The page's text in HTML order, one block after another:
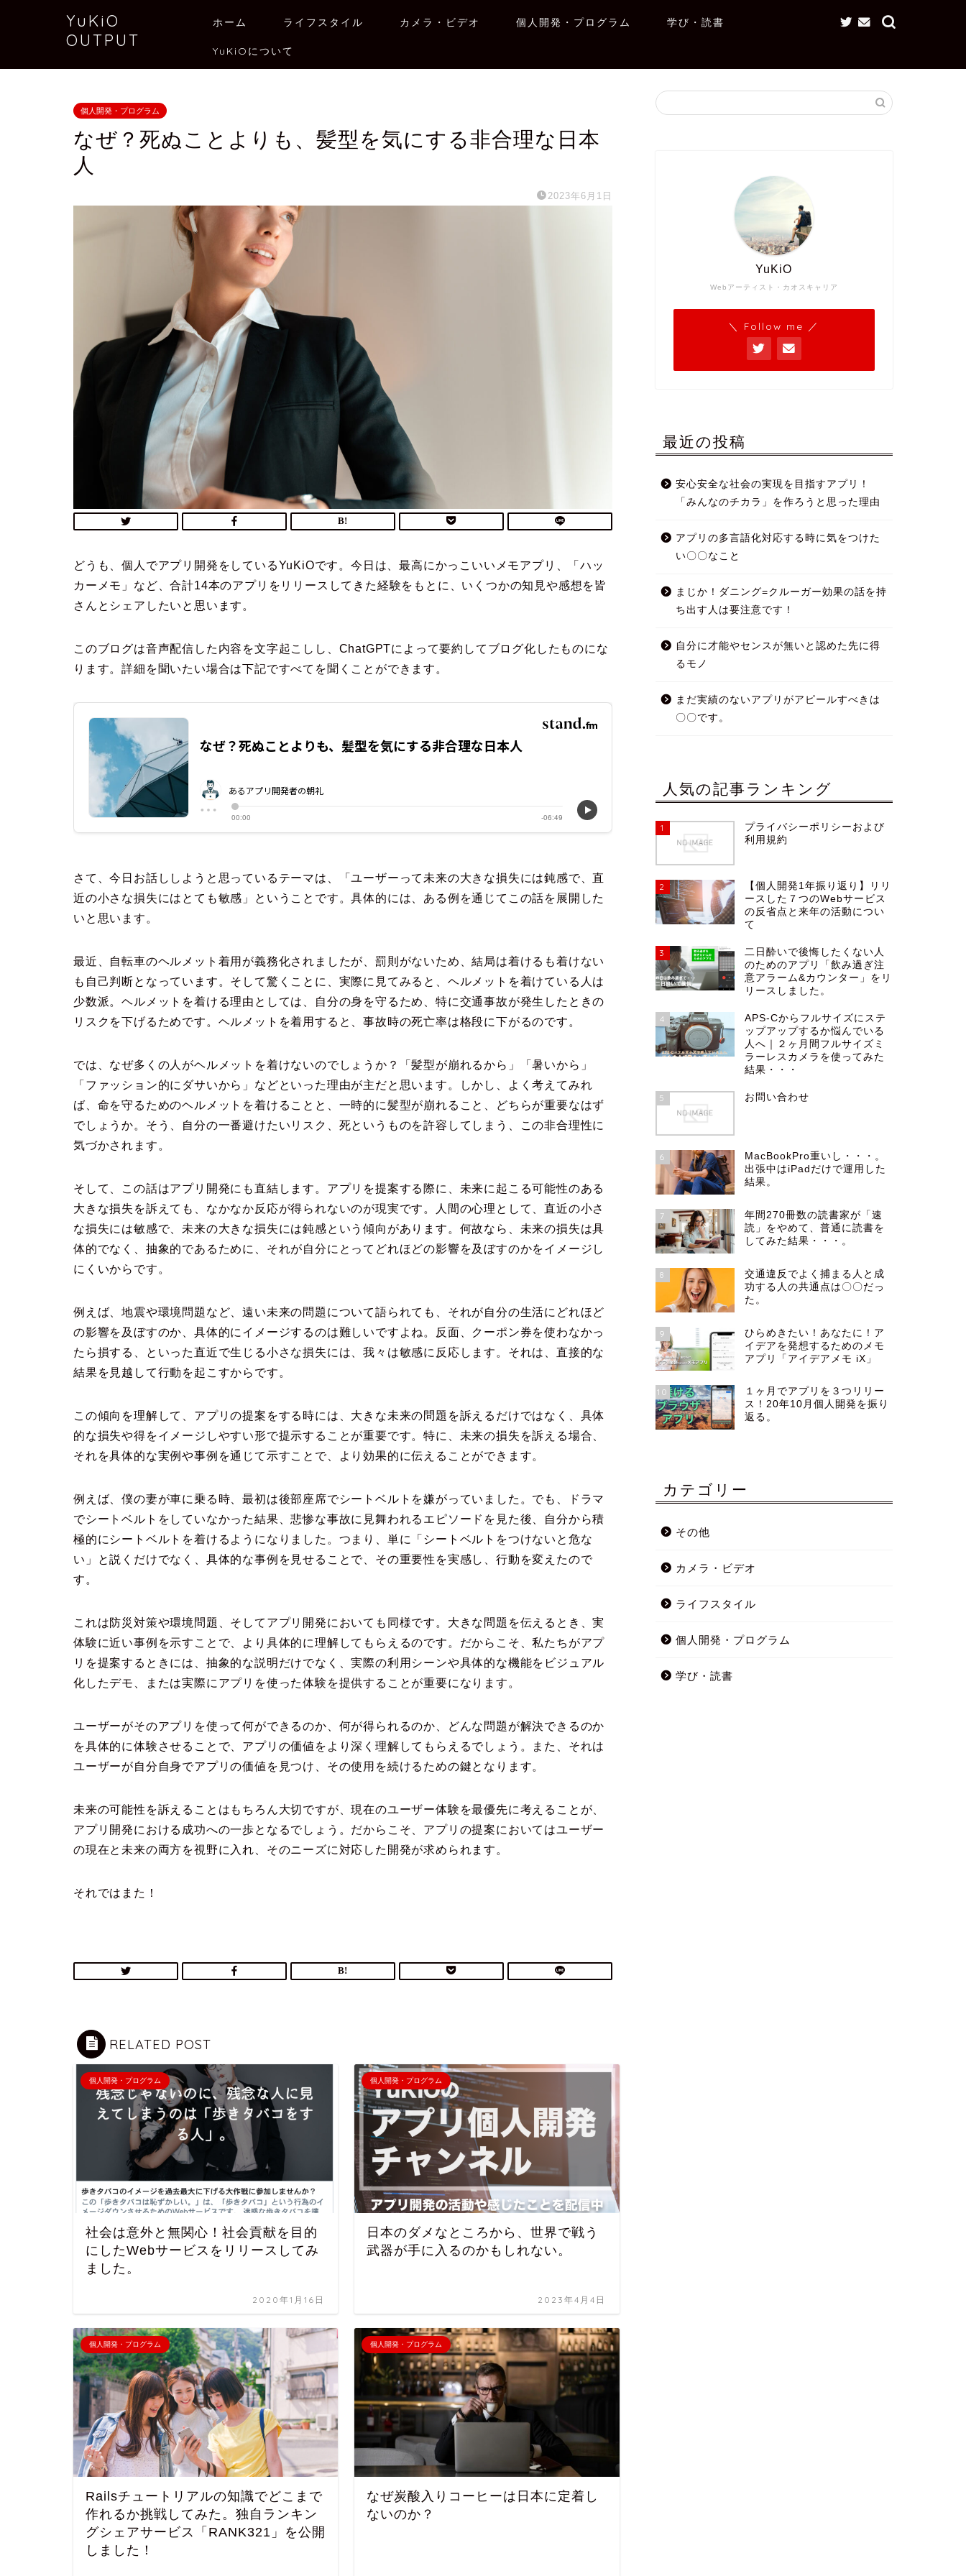
YuKiO
OUTPUT
ホーム ライフスタイル カメラ・ビデオ 個人開発・プログラム 学び・読書
YuKiOについて
個人開発・プログラム
なぜ？死ぬことよりも、髪型を気にする非合理な日本
人
2023年6月1日
どうも、個人でアプリ開発をしているYuKiOです。今日は、最高にかっこいいメモアプリ、「ハッ
カーメモ」など、合計14本のアプリをリリースしてきた経験をもとに、いくつかの知見や感想を皆
さんとシェアしたいと思います。
このブログは音声配信した内容を文字起こしし、ChatGPTによって要約してブログ化したものにな
ります。詳細を聞いたい場合は下記ですべてを聞くことができます。
さて、今日お話ししようと思っているテーマは、「ユーザーって未来の大きな損失には鈍感で、直
近の小さな損失にはとても敏感」ということです。具体的には、ある例を通じてこの話を展開した
いと思います。
最近、自転車のヘルメット着用が義務化されましたが、罰則がないため、結局は着けるも着けない
も自己判断となっています。そして驚くことに、実際に見てみると、ヘルメットを着けている人は
少数派。ヘルメットを着ける理由としては、自分の身を守るため、特に交通事故が発生したときの
リスクを下げるためです。ヘルメットを着用すると、事故時の死亡率は格段に下がるのです。
では、なぜ多くの人がヘルメットを着けないのでしょうか？「髪型が崩れるから」「暑いから」
「ファッション的にダサいから」などといった理由が主だと思います。しかし、よく考えてみれ
ば、命を守るためのヘルメットを着けることと、一時的に髪型が崩れること、どちらが重要なはず
でしょうか。そう、自分の一番避けたいリスク、死というものを許容してしまう、この非合理性に
気づかされます。
そして、この話はアプリ開発にも直結します。アプリを提案する際に、未来に起こる可能性のある
大きな損失を訴えても、なかなか反応が得られないのが現実です。人間の心理として、直近の小さ
な損失には敏感で、未来の大きな損失には鈍感という傾向があります。何故なら、未来の損失は具
体的でなく、抽象的であるために、それが自分にとってどれほどの影響を及ぼすのかをイメージし
にくいからです。
例えば、地震や環境問題など、遠い未来の問題について語られても、それが自分の生活にどれほど
の影響を及ぼすのか、具体的にイメージするのは難しいですよね。反面、クーポン券を使わなかっ
たら損する、といった直近で生じる小さな損失には、我々は敏感に反応します。それは、直接的な
結果を見越して行動を起こすからです。
この傾向を理解して、アプリの提案をする時には、大きな未来の問題を訴えるだけではなく、具体
的な損失や得をイメージしやすい形で提示することが重要です。特に、未来の損失を訴える場合、
それを具体的な実例や事例を通じて示すことで、より効果的に伝えることができます。
例えば、僕の妻が車に乗る時、最初は後部座席でシートベルトを嫌がっていました。でも、ドラマ
でシートベルトをしていなかった結果、悲惨な事故に見舞われるエピソードを見た後、自分から積
極的にシートベルトを着けるようになりました。つまり、単に「シートベルトをつけないと危な
い」と説くだけでなく、具体的な事例を見せることで、その重要性を実感し、行動を変えたので
す。
これは防災対策や環境問題、そしてアプリ開発においても同様です。大きな問題を伝えるとき、実
体験に近い事例を示すことで、より具体的に理解してもらえるのです。だからこそ、私たちがアプ
リを提案するときには、抽象的な説明だけでなく、実際の利用シーンや具体的な機能をビジュアル
化したデモ、または実際にアプリを使った体験を提供することが重要になります。
ユーザーがそのアプリを使って何ができるのか、何が得られるのか、どんな問題が解決できるのか
を具体的に体験させることで、アプリの価値をより深く理解してもらえるでしょう。また、それは
ユーザーが自分自身でアプリの価値を見つけ、その使用を続けるための鍵となります。
未来の可能性を訴えることはもちろん大切ですが、現在のユーザー体験を最優先に考えることが、
アプリ開発における成功への一歩となるでしょう。だからこそ、アプリの提案においてはユーザー
の現在と未来の両方を視野に入れ、そのニーズに対応した開発が求められます。
それではまた！
RELATED POST
個人開発・プログラム
社会は意外と無関心！社会貢献を目的
にしたWebサービスをリリースしてみ
ました。
2020年1月16日
個人開発・プログラム
日本のダメなところから、世界で戦う
武器が手に入るのかもしれない。
2023年4月4日
個人開発・プログラム
Railsチュートリアルの知識でどこまで
作れるか挑戦してみた。独自ランキン
グシェアサービス「RANK321」を公開
しました！
個人開発・プログラム
なぜ炭酸入りコーヒーは日本に定着し
ないのか？
Webアーティスト・カオスキャリア
YuKiO
＼ Follow me ／
最近の投稿
安心安全な社会の実現を目指すアプリ！
「みんなのチカラ」を作ろうと思った理由
アプリの多言語化対応する時に気をつけた
い〇〇なこと
まじか！ダニング=クルーガー効果の話を持
ち出す人は要注意です！
自分に才能やセンスが無いと認めた先に得
るモノ
まだ実績のないアプリがアピールすべきは
〇〇です。
人気の記事ランキング
1
プライバシーポリシーおよび
利用規約
2
【個人開発1年振り返り】リリ
ースした７つのWebサービス
の反省点と来年の活動につい
て
3
二日酔いで後悔したくない人
のためのアプリ「飲み過ぎ注
意アラーム&カウンター」をリ
リースしました。
4
APS-Cからフルサイズにステ
ップアップするか悩んでいる
人へ｜２ヶ月間フルサイズミ
ラーレスカメラを使ってみた
結果・・・
5 お問い合わせ
6
MacBookPro重いし・・・。
出張中はiPadだけで運用した
結果。
7
年間270冊数の読書家が「速
読」をやめて、普通に読書を
してみた結果・・・。
8
交通違反でよく捕まる人と成
功する人の共通点は〇〇だっ
た。
9
ひらめきたい！あなたに！ア
イデアを発想するためのメモ
アプリ「アイデアメモ iX」
10
１ヶ月でアプリを３つリリー
ス！20年10月個人開発を振り
返る。
カテゴリー
その他
カメラ・ビデオ
ライフスタイル
個人開発・プログラム
学び・読書